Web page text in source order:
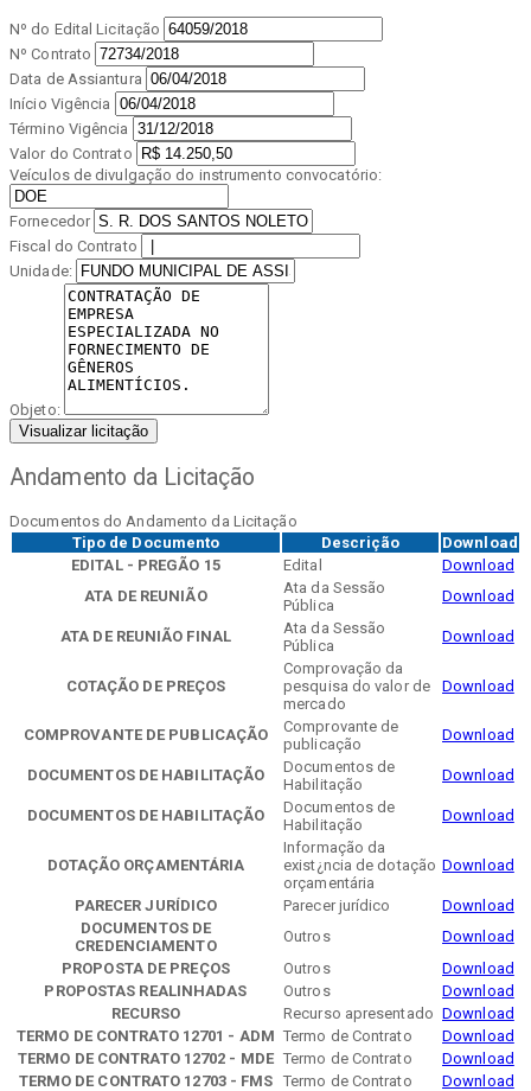
Nº do Edital Licitação
Nº Contrato
Data de Assiantura
Início Vigência
Término Vigência
Valor do Contrato
Veículos de divulgação do instrumento convocatório:
Fornecedor
Fiscal do Contrato
Unidade:
Objeto:
Visualizar licitação
Andamento da Licitação
Documentos do Andamento da Licitação
Tipo de Documento
Descrição
Download
EDITAL - PREGÃO 15
Edital
Download
ATA DE REUNIÃO
Ata da Sessão
Pública
Download
ATA DE REUNIÃO FINAL
Ata da Sessão
Pública
Download
COTAÇÃO DE PREÇOS
Comprovação da
pesquisa do valor de
mercado
Download
COMPROVANTE DE PUBLICAÇÃO
Comprovante de
publicação
Download
DOCUMENTOS DE HABILITAÇÃO
Documentos de
Habilitação
Download
DOCUMENTOS DE HABILITAÇÃO
Documentos de
Habilitação
Download
DOTAÇÃO ORÇAMENTÁRIA
Informação da
exist¿ncia de dotação
orçamentária
Download
PARECER JURÍDICO Parecer jurídico
Download
DOCUMENTOS DE
CREDENCIAMENTO
Outros
Download
PROPOSTA DE PREÇOS
Outros
Download
PROPOSTAS REALINHADAS
Outros
Download
RECURSO
Recurso apresentado Download
TERMO DE CONTRATO 12701 - ADM Termo de Contrato
Download
TERMO DE CONTRATO 12702 - MDE Termo de Contrato
Download
TERMO DE CONTRATO 12703 - FMS Termo de Contrato
Download